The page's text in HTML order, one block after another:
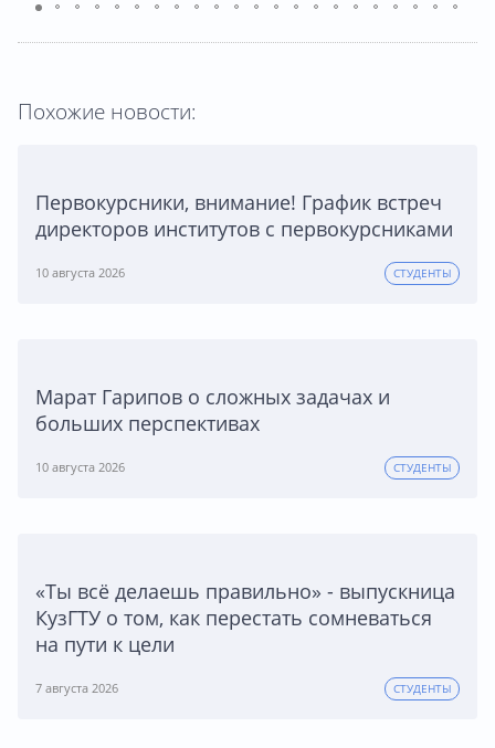
Похожие новости:
Первокурсники, внимание! График встреч
директоров институтов с первокурсниками
10 августа 2026 СТУДЕНТЫ
Марат Гарипов о сложных задачах и
больших перспективах
10 августа 2026 СТУДЕНТЫ
«Ты всё делаешь правильно» - выпускница
КузГТУ о том, как перестать сомневаться
на пути к цели
7 августа 2026 СТУДЕНТЫ